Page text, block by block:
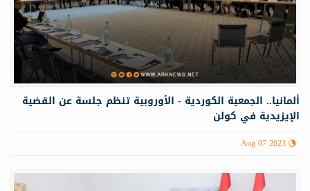
ألمانيا.. الجمعية الكوردية - الأوروبية تنظم جلسة عن القضية
الإيزيدية في كولن
Aug 07 2023